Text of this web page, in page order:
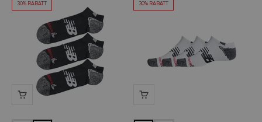
30% RABATT 30% RABATT